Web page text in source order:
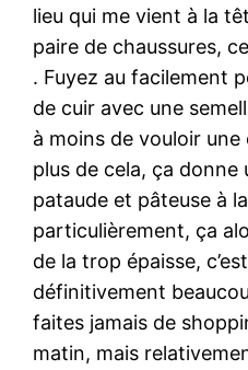
lieu qui me vient à la
paire de chaussures,
. Fuyez au facilement
de cuir avec une
à moins de vouloir une
plus de cela, ça donne
pataude et pâteuse à
particulièrement, ça
de la trop épaisse,
définitivement
faites jamais de
matin, mais